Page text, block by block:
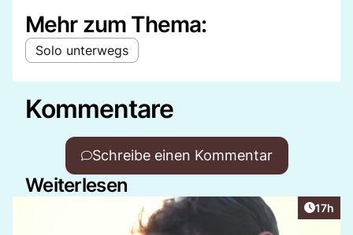
Mehr zum Thema:
Solo unterwegs
Kommentare
Schreibe einen Kommentar
Weiterlesen
Artikel
17h